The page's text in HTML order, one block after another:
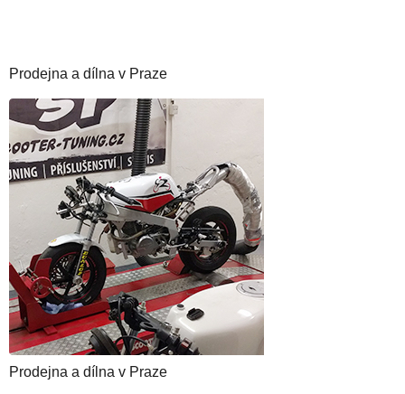
Prodejna a dílna v Praze
Prodejna a dílna v Praze